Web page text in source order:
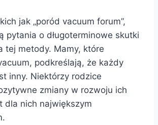
jak „poród vacuum forum”,
pytania o długoterminowe skutki
tej metody. Mamy, które
podkreślają, że każdy
inny. Niektórzy rodzice
zmiany w rozwoju ich
dla nich największym